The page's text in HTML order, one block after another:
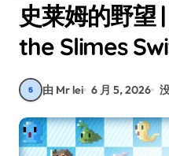
史莱姆的野望
the Slimes
由 Mr lei 6 月 5, 2026